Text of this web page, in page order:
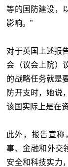
等的国防建设，
影响。”
对于英国上述报
会（议会上院）
的战略任务就是
防开支时，她说
该国实际上是在
此外，报告宣称
事、金融和外交
安全和科技实力